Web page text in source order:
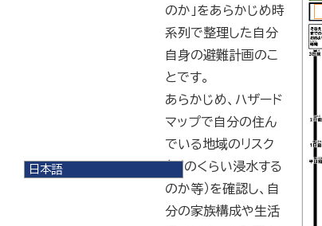
日本語
のか」をあらかじめ時
系列で整理した自分
自身の避難計画のこ
とです。
あらかじめ、ハザード
マップで自分の住ん
でいる地域のリスク
（どのくらい浸水する
のか等）を確認し、自
分の家族構成や生活